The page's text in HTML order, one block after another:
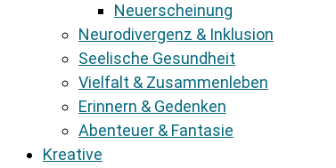
Neuerscheinung
Neurodivergenz & Inklusion
Seelische Gesundheit
Vielfalt & Zusammenleben
Erinnern & Gedenken
Abenteuer & Fantasie
Kreative